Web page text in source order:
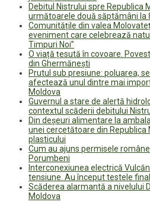
Debitul Nistrului spre Republica
următoarele două săptămâni la
Comunitățile din valea
eveniment care celebrează
Timpuri Noi”
O viață țesută în covoare.
din Ghermănești
Prutul sub presiune: poluarea,
afectează unul dintre mai
Moldova
Guvernul a stare de alertă
contextul scăderii debitului
Din deșeuri alimentare la
unei cercetătoare din
plasticului
Cum au ajuns permisele
Porumbeni
Interconexiunea electrică
tensiune. Au început testele
Scăderea alarmantă a nivelului
Moldova